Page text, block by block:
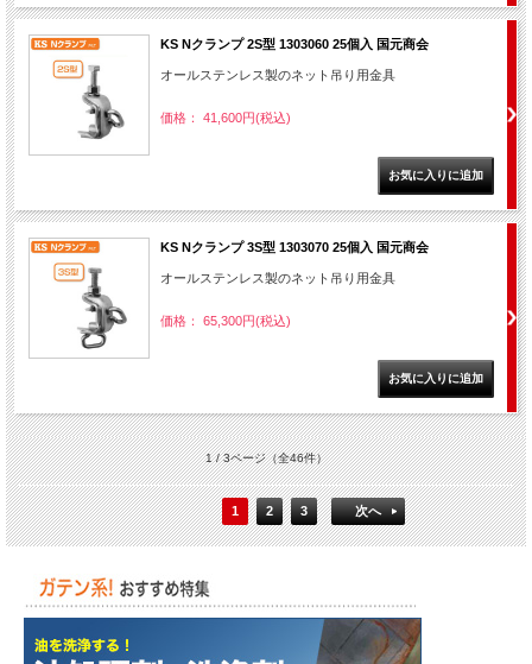
KS Nクランプ 2S型 1303060 25個入 国元商会
オールステンレス製のネット吊り用金具
価格： 41,600円(税込)
KS Nクランプ 3S型 1303070 25個入 国元商会
オールステンレス製のネット吊り用金具
価格： 65,300円(税込)
1 / 3ページ（全46件）
1 2 3 次へ